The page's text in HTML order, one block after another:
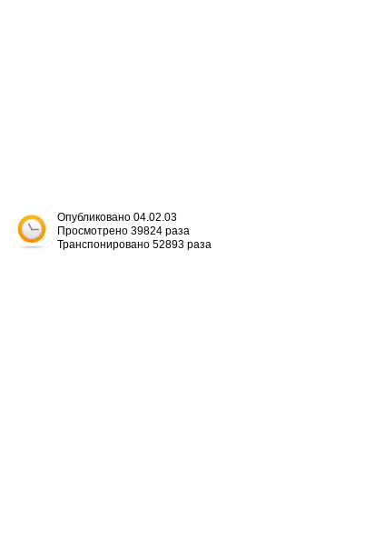
Опубликовано 04.02.03
Просмотрено 39824 раза
Транспонировано 52893 раза